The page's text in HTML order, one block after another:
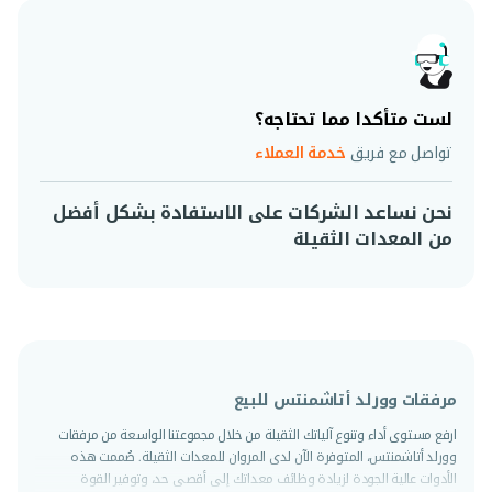
لست متأكدا مما تحتاجه؟
تواصل مع فريق خدمة العملاء
نحن نساعد الشركات على الاستفادة بشكل أفضل
من المعدات الثقيلة
مرفقات وورلد أتاشمنتس للبيع
ارفع مستوى أداء وتنوع آلياتك الثقيلة من خلال مجموعتنا الواسعة من مرفقات
وورلد أتاشمنتس، المتوفرة الآن لدى المروان للمعدات الثقيلة. صُممت هذه
الأدوات عالية الجودة لزيادة وظائف معداتك إلى أقصى حد، وتوفير القوة